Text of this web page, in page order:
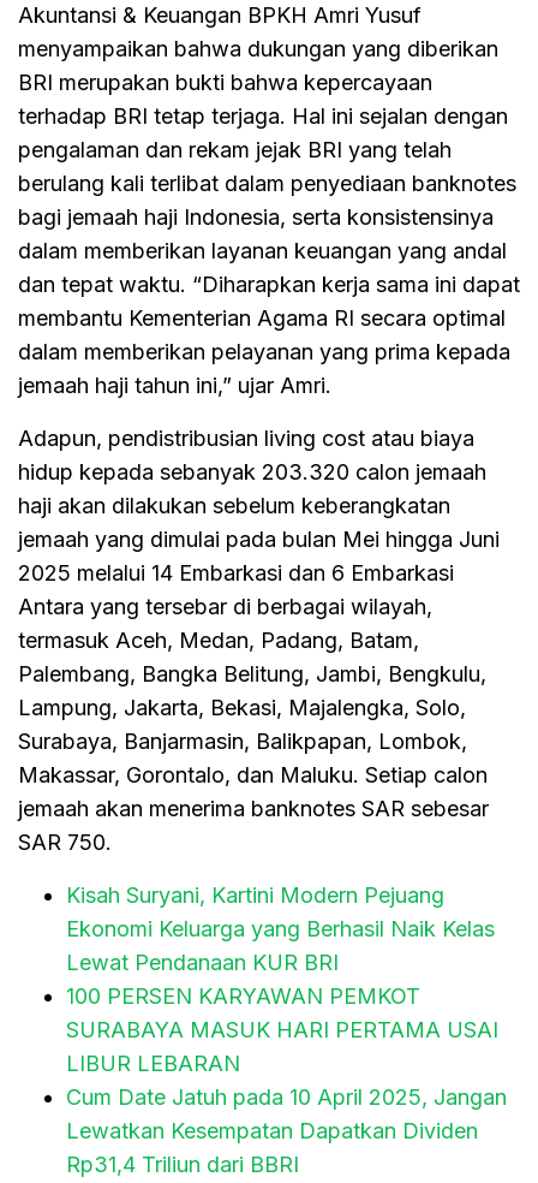
Akuntansi & Keuangan BPKH Amri Yusuf
menyampaikan bahwa dukungan yang diberikan
BRI merupakan bukti bahwa kepercayaan
terhadap BRI tetap terjaga. Hal ini sejalan dengan
pengalaman dan rekam jejak BRI yang telah
berulang kali terlibat dalam penyediaan banknotes
bagi jemaah haji Indonesia, serta konsistensinya
dalam memberikan layanan keuangan yang andal
dan tepat waktu. “Diharapkan kerja sama ini dapat
membantu Kementerian Agama RI secara optimal
dalam memberikan pelayanan yang prima kepada
jemaah haji tahun ini,” ujar Amri.
Adapun, pendistribusian living cost atau biaya
hidup kepada sebanyak 203.320 calon jemaah
haji akan dilakukan sebelum keberangkatan
jemaah yang dimulai pada bulan Mei hingga Juni
2025 melalui 14 Embarkasi dan 6 Embarkasi
Antara yang tersebar di berbagai wilayah,
termasuk Aceh, Medan, Padang, Batam,
Palembang, Bangka Belitung, Jambi, Bengkulu,
Lampung, Jakarta, Bekasi, Majalengka, Solo,
Surabaya, Banjarmasin, Balikpapan, Lombok,
Makassar, Gorontalo, dan Maluku. Setiap calon
jemaah akan menerima banknotes SAR sebesar
SAR 750.
Kisah Suryani, Kartini Modern Pejuang
Ekonomi Keluarga yang Berhasil Naik Kelas
Lewat Pendanaan KUR BRI
100 PERSEN KARYAWAN PEMKOT
SURABAYA MASUK HARI PERTAMA USAI
LIBUR LEBARAN
Cum Date Jatuh pada 10 April 2025, Jangan
Lewatkan Kesempatan Dapatkan Dividen
Rp31,4 Triliun dari BBRI